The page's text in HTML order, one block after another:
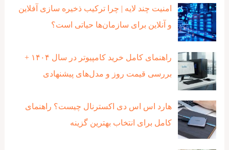
امنیت چند لایه | چرا ترکیب ذخیره‌ سازی آفلاین
و آنلاین برای سازمان‌ها حیاتی است؟
راهنمای کامل خرید کامپیوتر در سال ۱۴۰۴ +
بررسی قیمت روز و مدل‌های پیشنهادی
هارد اس اس دی اکسترنال چیست؟ راهنمای
کامل برای انتخاب بهترین گزینه